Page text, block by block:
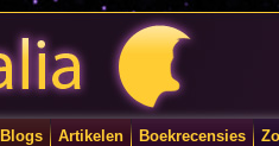
Blogs Artikelen Boekrecensies